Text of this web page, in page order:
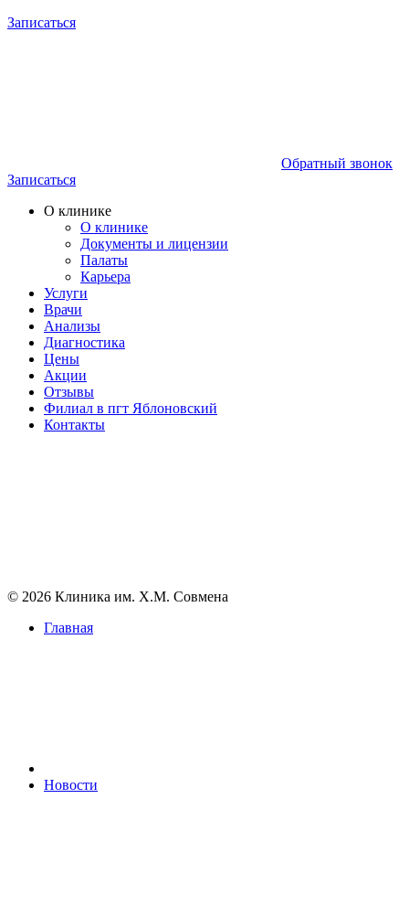
Записаться
Обратный звонок
Записаться
О клинике
О клинике
Документы и лицензии
Палаты
Карьера
Услуги
Врачи
Анализы
Диагностика
Цены
Акции
Отзывы
Филиал в пгт Яблоновский
Контакты
© 2026 Клиника им. Х.М. Совмена
Главная
Новости